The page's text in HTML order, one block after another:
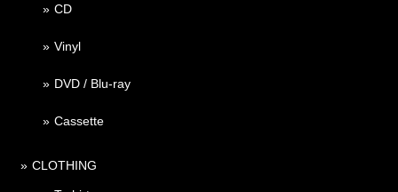
CD
Vinyl
DVD / Blu-ray
Cassette
CLOTHING